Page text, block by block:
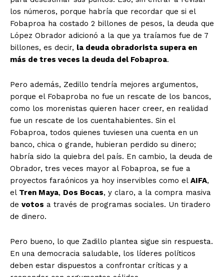
El Suplemento
los números, porque habría que recordar que si el
Fobaproa ha costado 2 billones de pesos, la deuda que
López Obrador adicionó a la que ya traíamos fue de 7
billones, es decir, la deuda obradorista supera en
más de tres veces la deuda del Fobaproa.
Pero además, Zedillo tendría mejores argumentos,
porque el Fobaproba no fue un rescate de los bancos,
como los morenistas quieren hacer creer, en realidad
fue un rescate de los cuentahabientes. Sin el
Fobaproa, todos quienes tuviesen una cuenta en un
banco, chica o grande, hubieran perdido su dinero;
habría sido la quiebra del país. En cambio, la deuda de
Obrador, tres veces mayor al Fobaproa, se fue a
proyectos faraónicos ya hoy inservibles como el AIFA,
el Tren Maya, Dos Bocas, y claro, a la compra masiva
de votos a través de programas sociales. Un tiradero
de dinero.
Pero bueno, lo que Zadillo plantea sigue sin respuesta.
En una democracia saludable, los líderes políticos
deben estar dispuestos a confrontar críticas y a